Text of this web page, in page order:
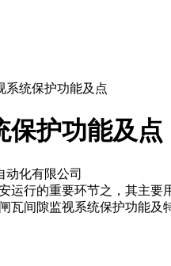
系统保护功能及点
保护功能及点
动化有限公司
行的重要环节之，其主要
闸瓦间隙监视系统保护功能及